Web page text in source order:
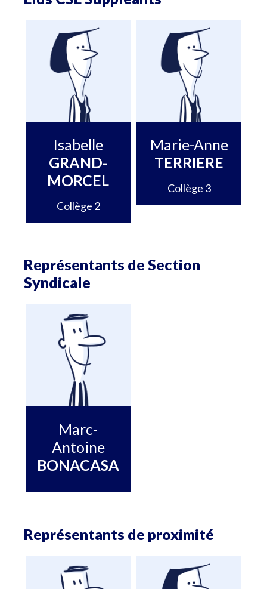
Isabelle
GRAND-
MORCEL
Collège 2
Marie-Anne
TERRIERE
Collège 3
Représentants de Section
Syndicale
Marc-
Antoine
BONACASA
Représentants de proximité